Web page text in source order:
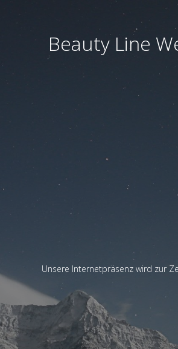
Beauty Line
Unsere Internetpräsenz wird zur